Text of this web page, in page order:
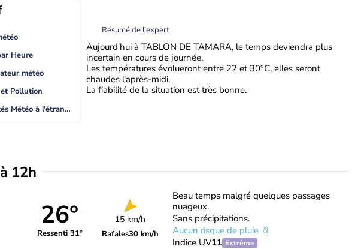
Heure
météo
Pollution
Actualités Météo à l'étranger
Résumé de l’expert
Aujourd'hui à TABLON DE TAMARA, le temps deviendra plus
incertain en cours de journée.
Les températures évolueront entre 22 et 30°C, elles seront
chaudes l'après-midi.
La fiabilité de la situation est très bonne.
12h
26°
Ressenti 31°
15 km/h
Rafales30 km/h
Beau temps malgré quelques passages
nuageux.
Sans précipitations.
Aucun risque de pluie
Indice UV11 Extrême